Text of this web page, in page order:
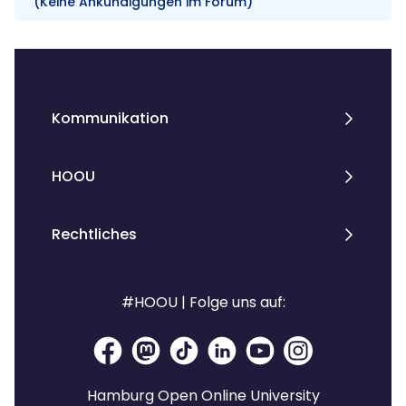
Kommunikation
HOOU
Rechtliches
#HOOU | Folge uns auf:
Hamburg Open Online University